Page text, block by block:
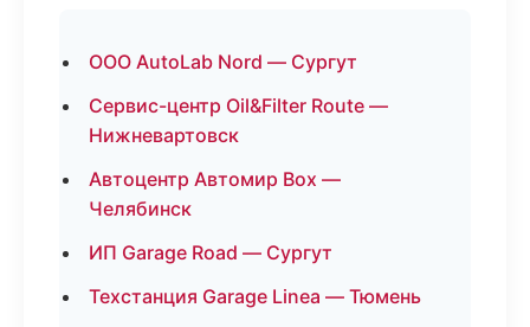
ООО AutoLab Nord — Сургут
Сервис-центр Oil&Filter Route —
Нижневартовск
Автоцентр Автомир Box —
Челябинск
ИП Garage Road — Сургут
Техстанция Garage Linea — Тюмень